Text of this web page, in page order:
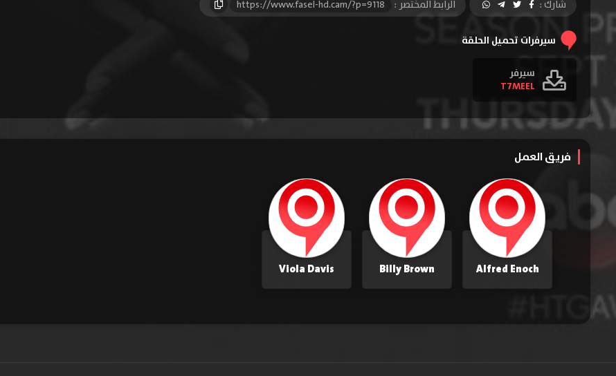
شارك : الرابط المختصر : https://www.fasel-hd.cam/?p=9118
سيرفرات تحميل الحلقة
سيرفر
T7MEEL
فريق العمل
Alfred Enoch
Billy Brown
Viola Davis